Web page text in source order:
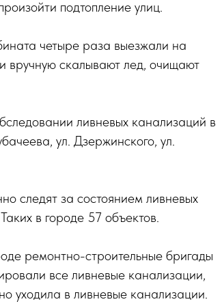
подтопление улиц.
четыре раза выезжали на
вручную скалывают лед, очищают
ливневых канализаций в
ул. Дзержинского, ул.
следят за состоянием ливневых
в городе 57 объектов.
ремонтно-строительные бригады
все ливневые канализации,
уходила в ливневые канализации.